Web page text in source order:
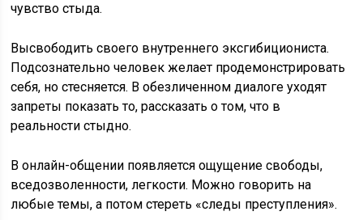
чувство стыда.
Высвободить своего внутреннего эксгибициониста.
Подсознательно человек желает продемонстрировать
себя, но стесняется. В обезличенном диалоге уходят
запреты показать то, рассказать о том, что в
реальности стыдно.
В онлайн-общении появляется ощущение свободы,
вседозволенности, легкости. Можно говорить на
любые темы, а потом стереть «следы преступления».